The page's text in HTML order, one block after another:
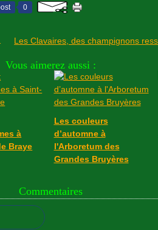
0
Vous aimerez aussi :
à
Braye
Les couleurs
d’automne à
l'Arboretum des
Grandes Bruyères
Commentaires